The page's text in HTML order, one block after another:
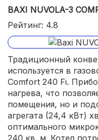
BAXI NUVOLA-3
Рейтинг: 4.8
Традиционный
используется в
Comfort 240 Fi.
нагрева, что
помещения, но и
агрегата (24,4 кВт)
оптимального